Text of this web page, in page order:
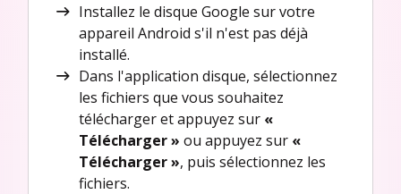
Installez le disque Google sur votre
appareil Android s'il n'est pas déjà
installé.
Dans l'application disque, sélectionnez
les fichiers que vous souhaitez
télécharger et appuyez sur «
Télécharger » ou appuyez sur «
Télécharger », puis sélectionnez les
fichiers.